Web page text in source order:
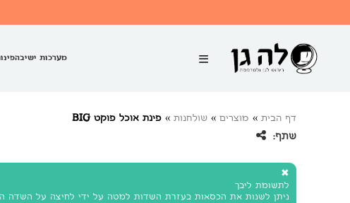
מערכות ישיבה
דף הבית » מוצרים » שולחנות » פינת אוכל פוקט BIG
שתף:
✖
לתשומת ליבך
ניתן לשנות את הכסאות בעזרת השדות למטה על ידי לחיצה על השדה